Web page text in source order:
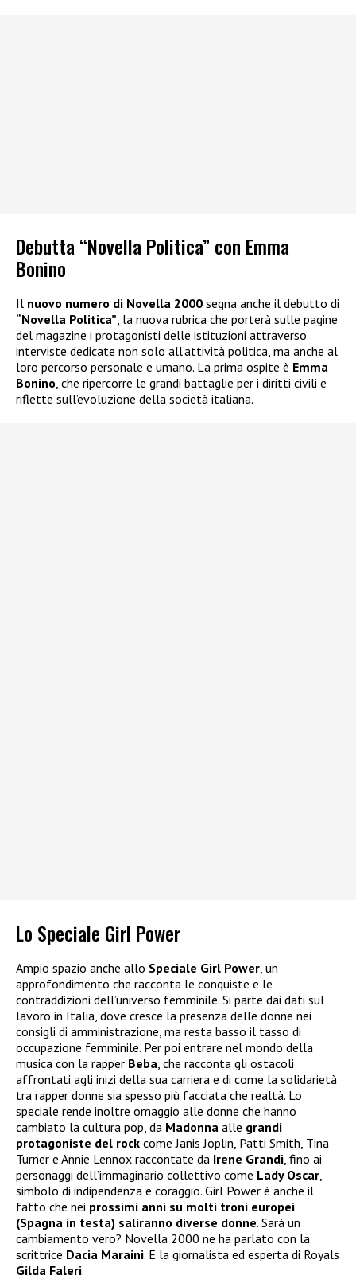
Debutta “Novella Politica” con Emma
Bonino
Il nuovo numero di Novella 2000 segna anche il debutto di
“Novella Politica”, la nuova rubrica che porterà sulle pagine
del magazine i protagonisti delle istituzioni attraverso
interviste dedicate non solo all’attività politica, ma anche al
loro percorso personale e umano. La prima ospite è Emma
Bonino, che ripercorre le grandi battaglie per i diritti civili e
riflette sull’evoluzione della società italiana.
Lo Speciale Girl Power
Ampio spazio anche allo Speciale Girl Power , un
approfondimento che racconta le conquiste e le
contraddizioni dell’universo femminile. Si parte dai dati sul
lavoro in Italia, dove cresce la presenza delle donne nei
consigli di amministrazione, ma resta basso il tasso di
occupazione femminile. Per poi entrare nel mondo della
musica con la rapper Beba , che racconta gli ostacoli
affrontati agli inizi della sua carriera e di come la solidarietà
tra rapper donne sia spesso più facciata che realtà. Lo
speciale rende inoltre omaggio alle donne che hanno
cambiato la cultura pop, da Madonna alle grandi
protagoniste del rock come Janis Joplin, Patti Smith, Tina
Turner e Annie Lennox raccontate da Irene Grandi , fino ai
personaggi dell’immaginario collettivo come Lady Oscar
simbolo di indipendenza e coraggio. Girl Power è anche il
fatto che nei prossimi anni su molti troni europei
(Spagna in testa) saliranno diverse donne. Sarà un
cambiamento vero? Novella 2000 ne ha parlato con la
scrittrice Dacia Maraini. E la giornalista ed esperta di Royals
Gilda Faleri.